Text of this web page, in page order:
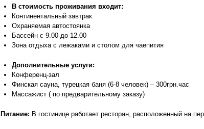
В стоимость проживания входит:
Континентальный завтрак
Охраняемая автостоянка
Бассейн с 9.00 до 12.00
Зона отдыха с лежаками и столом для чаепития
Дополнительные услуги:
Конференц-зал
Финская сауна, турецкая баня (6-8 человек) – 300грн.час
Массажист ( по предварительному заказу)
Питание: В гостинице работает ресторан, расположенный на